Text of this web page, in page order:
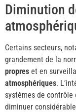
Diminution
Certains secteurs,
grandement de la
propres et en
atmosphériques.
systèmes de
diminuer